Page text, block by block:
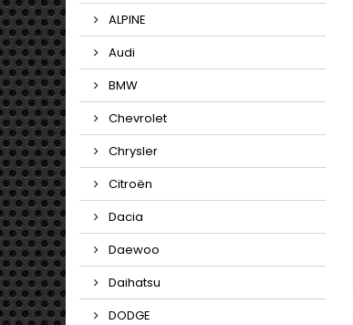
ALPINE
Audi
BMW
Chevrolet
Chrysler
Citroën
Dacia
Daewoo
Daihatsu
DODGE